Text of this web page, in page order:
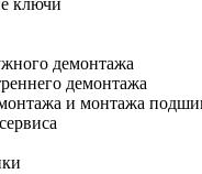
ключи
демонтажа
демонтажа
и монтажа